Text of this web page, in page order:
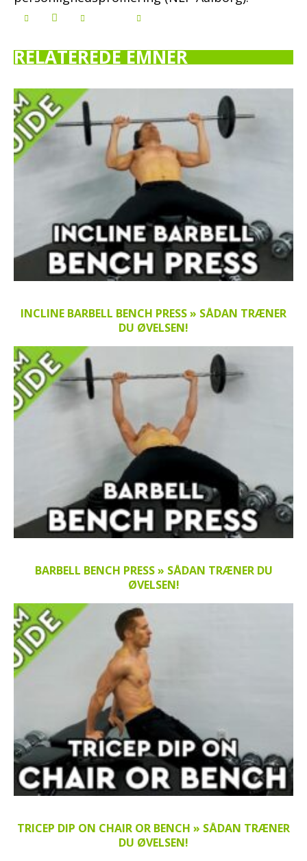
RELATEREDE EMNER
INCLINE BARBELL BENCH PRESS » SÅDAN TRÆNER
DU ØVELSEN!
BARBELL BENCH PRESS » SÅDAN TRÆNER DU
ØVELSEN!
TRICEP DIP ON CHAIR OR BENCH » SÅDAN TRÆNER
DU ØVELSEN!